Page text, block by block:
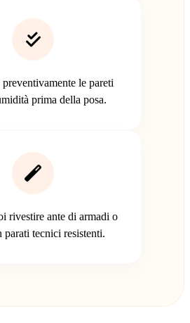
preventivamente le pareti
prima della posa.
rivestire ante di armadi o
parati tecnici resistenti.